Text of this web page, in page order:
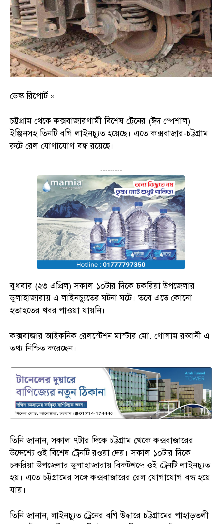
ডেস্ক রিপোর্ট »
চট্টগ্রাম থেকে কক্সবাজারগামী বিশেষ ট্রেনের (ঈদ স্পেশাল)
ইঞ্জিনসহ তিনটি বগি লাইনচ্যুত হয়েছে। এতে কক্সবাজার-চট্টগ্রাম
রুটে রেল যোগাযোগ বন্ধ রয়েছে।
---------
বুধবার (২৩ এপ্রিল) সকাল ১০টার দিকে চকরিয়া উপজেলার
ডুলাহাজারায় এ লাইনচ্যুতের ঘটনা ঘটে। তবে এতে কোনো
হতাহতের খবর পাওয়া যায়নি।
কক্সবাজার আইকনিক রেলস্টেশন মাস্টার মো. গোলাম রব্বানী এ
তথ্য নিশ্চিত করেছেন।
তিনি জানান, সকাল ৭টার দিকে চট্টগ্রাম থেকে কক্সবাজারের
উদ্দেশ্যে ওই বিশেষ ট্রেনটি রওয়া দেয়। সকাল ১০টার দিকে
চকরিয়া উপজেলার ডুলাহাজারায় বিকটশব্দে ওই ট্রেনটি লাইনচ্যুত
হয়। এতে চট্টগ্রামের সঙ্গে কক্সবাজারের রেল যোগাযোগ বন্ধ হয়ে
যায়।
তিনি জানান, লাইনচ্যুত ট্রেনের বগি উদ্ধারে চট্টগ্রামের পাহাড়তলী